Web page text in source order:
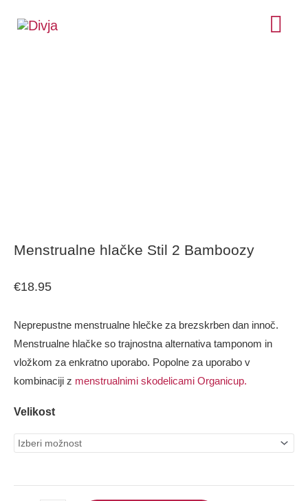
Menstrualne hlačke Stil 2 Bamboozy
€18.95
Neprepustne menstrualne hlečke za brezskrben dan innoč.
Menstrualne hlačke so trajnostna alternativa tamponom in
vložkom za enkratno uporabo. Popolne za uporabo v
kombinaciji z menstrualnimi skodelicami Organicup.
Velikost